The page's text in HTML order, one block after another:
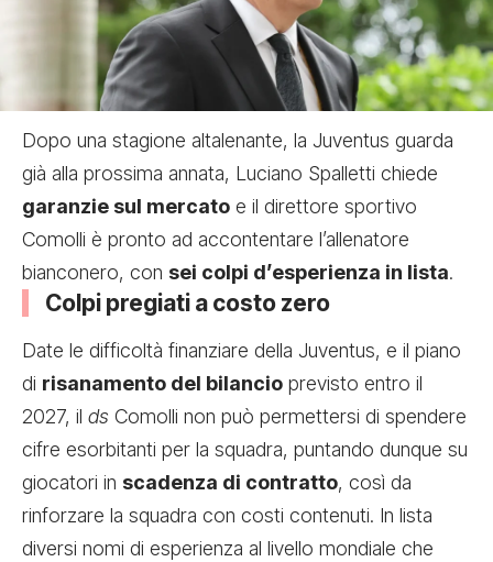
Dopo una stagione altalenante, la Juventus guarda
già alla prossima annata, Luciano Spalletti chiede
garanzie sul mercato e il direttore sportivo
Comolli è pronto ad accontentare l’allenatore
bianconero, con sei colpi d’esperienza in lista.
Colpi pregiati a costo zero
Date le difficoltà finanziare della Juventus, e il piano
di risanamento del bilancio previsto entro il
2027, il ds Comolli non può permettersi di spendere
cifre esorbitanti per la squadra, puntando dunque su
giocatori in scadenza di contratto, così da
rinforzare la squadra con costi contenuti. In lista
diversi nomi di esperienza al livello mondiale che